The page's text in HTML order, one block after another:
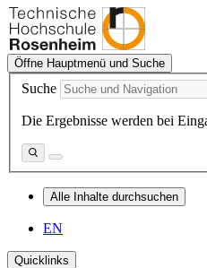
Öffne Hauptmenü und Suche
Suche
Die Ergebnisse werden bei
Alle Inhalte durchsuchen
EN
Quicklinks